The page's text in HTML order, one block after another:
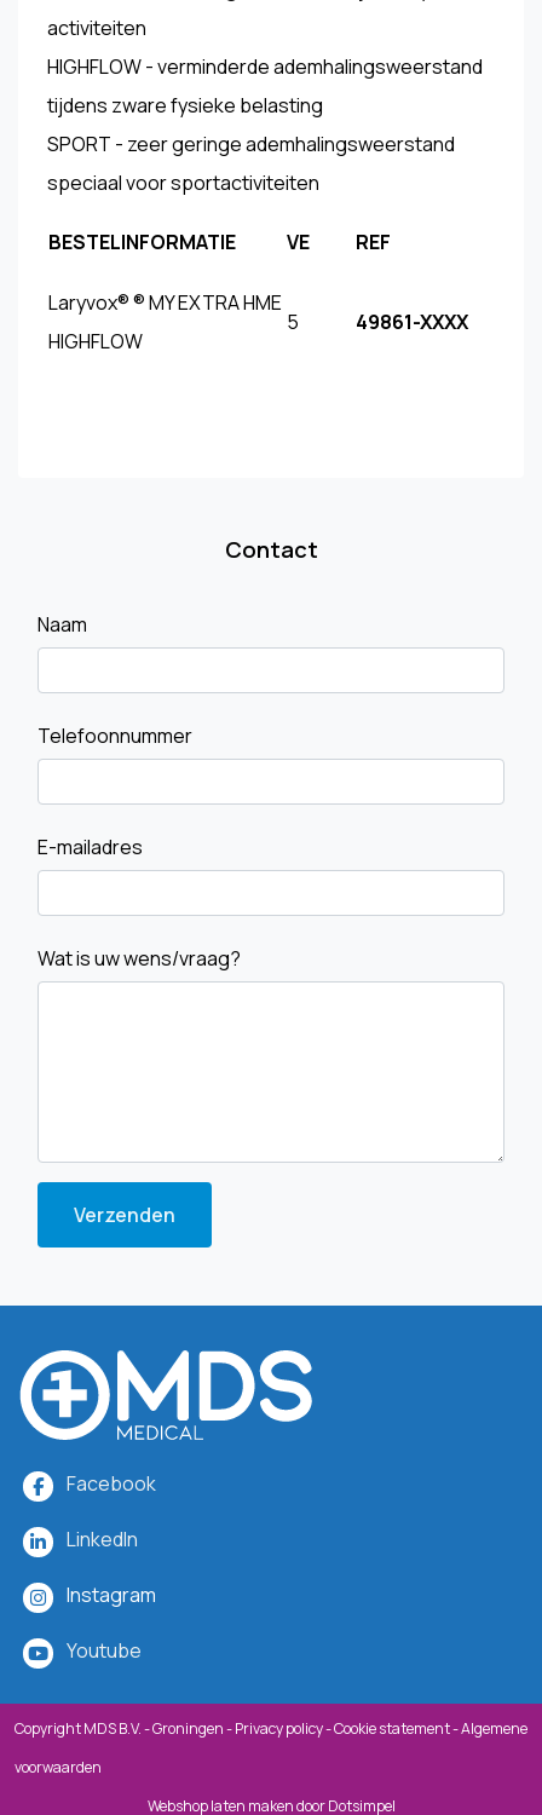
activiteiten
HIGHFLOW - verminderde ademhalingsweerstand
tijdens zware fysieke belasting
SPORT - zeer geringe ademhalingsweerstand
speciaal voor sportactiviteiten
BESTELINFORMATIE VE REF
Laryvox® ® MY EXTRA HME
HIGHFLOW
5 49861-XXXX
Contact
Naam
Telefoonnummer
E-mailadres
Wat is uw wens/vraag?
Verzenden
Facebook
LinkedIn
Instagram
Youtube
Copyright MDS B.V. - Groningen -Privacy policy-Cookie statement-Algemene
voorwaarden
Webshop laten makendoor Dotsimpel